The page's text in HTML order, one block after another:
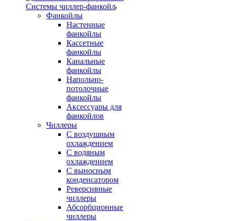
Системы чиллер-фанкойл
Фанкойлы
Настенные
фанкойлы
Кассетные
фанкойлы
Канальные
фанкойлы
Напольно-
потолочные
фанкойлы
Аксессуары для
фанкойлов
Чиллеры
С воздушным
охлаждением
С водяным
охлаждением
С выносным
конденсатором
Реверсивные
чиллеры
Абсорбционные
чиллеры